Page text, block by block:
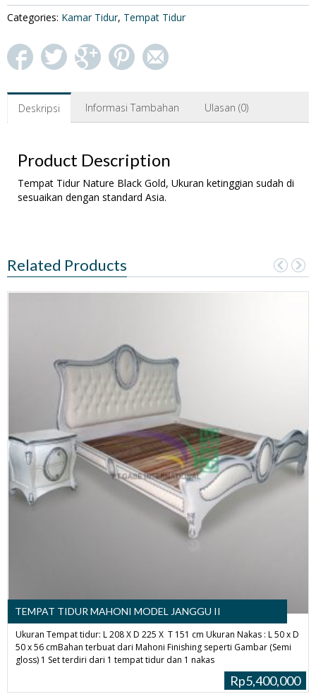
Categories: Kamar Tidur, Tempat Tidur
Deskripsi Informasi Tambahan Ulasan (0)
Product Description
Tempat Tidur Nature Black Gold, Ukuran ketinggian sudah di
sesuaikan dengan standard Asia.
Related Products
TEMPAT TIDUR MAHONI MODEL JANGGU II
Ukuran Tempat tidur: L 208 X D 225 X T 151 cm Ukuran Nakas : L 50 x D
50 x 56 cmBahan terbuat dari Mahoni Finishing seperti Gambar (Semi
gloss) 1 Set terdiri dari 1 tempat tidur dan 1 nakas
Rp5,400,000